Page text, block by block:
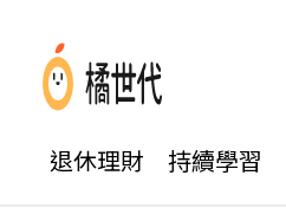
退休理財 持續學習